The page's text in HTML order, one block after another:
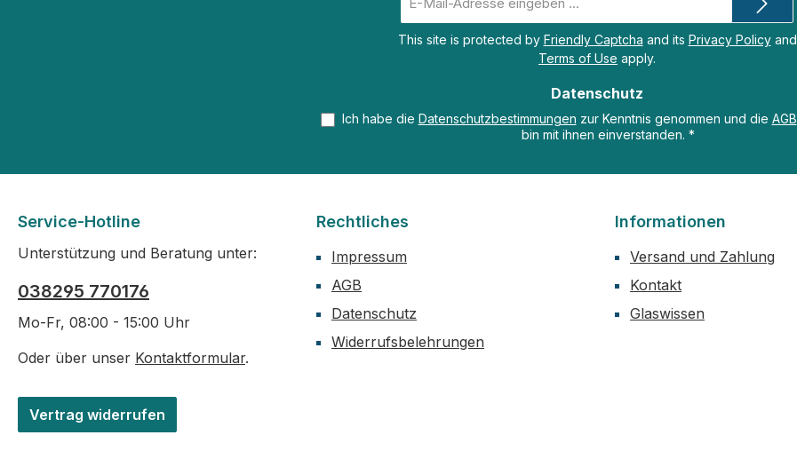
Mail-
*
This site is protected by Friendly Captcha and its Privacy Policyand
Terms of Use apply.
Datenschutz
Ich habe die Datenschutzbestimmungen zur Kenntnis genommen und die AGB
bin mit ihnen einverstanden. *
Service-Hotline
Unterstützung und Beratung unter:
038295 770176
Mo-Fr, 08:00 - 15:00 Uhr
Oder über unser Kontaktformular.
Vertrag widerrufen
Rechtliches
Impressum
AGB
Datenschutz
Widerrufsbelehrungen
Informationen
Versand und Zahlung
Kontakt
Glaswissen